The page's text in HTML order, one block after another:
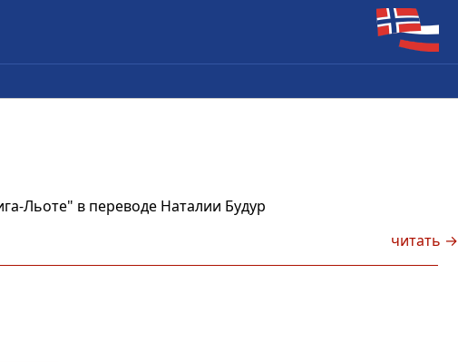
Льоте" в переводе Наталии Будур
читать →